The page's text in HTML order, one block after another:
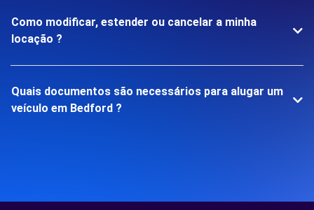
Como modificar, estender ou cancelar a minha
locação ?
Quais documentos são necessários para alugar um
veículo em Bedford ?